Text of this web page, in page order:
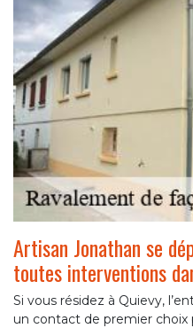
Artisan Jonathan se
toutes interventions
Si vous résidez à Quievy,
un contact de premier choix